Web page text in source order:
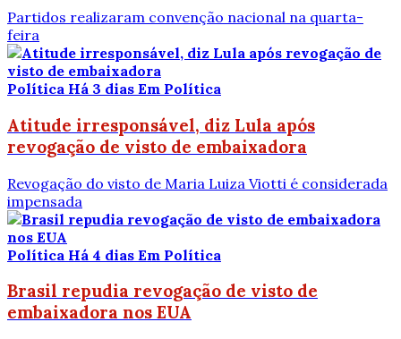
Partidos realizaram convenção nacional na quarta-
feira
Política Há 3 dias Em Política
Atitude irresponsável, diz Lula após
revogação de visto de embaixadora
Revogação do visto de Maria Luiza Viotti é considerada
impensada
Política Há 4 dias Em Política
Brasil repudia revogação de visto de
embaixadora nos EUA